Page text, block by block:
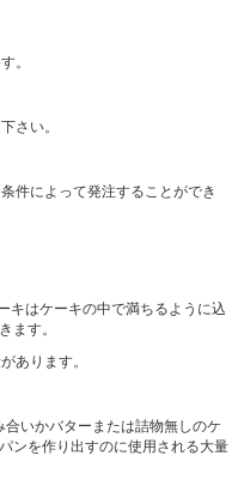
。
さい。
件によって発注することができ
キはケーキの中で満ちるように込
ます。
あります。
いかバターまたは詰物無しのケ
ンを作り出すのに使用される大量